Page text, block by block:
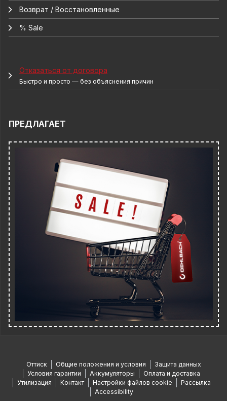
Возврат / Восстановленные
% Sale
Отказаться от договора
Быстро и просто — без объяснения причин
ПРЕДЛАГАЕТ
Оттиск Общие положения и условия
Защита данных
Условия гарантии
Аккумуляторы
Оплата и доставка
Утилизация
Контакт Настройки файлов cookie
Рассылка
Accessibility